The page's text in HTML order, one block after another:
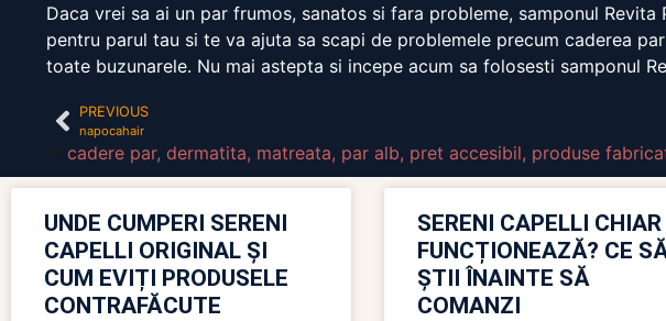
Daca vrei sa ai un par frumos, sanatos si fara probleme, samponul
pentru parul tau si te va ajuta sa scapi de problemele precum caderea
toate buzunarele. Nu mai astepta si incepe acum sa folosesti samponul
PREVIOUS
napocahair
cadere par, dermatita, matreata, par alb, pret accesibil, produse
UNDE CUMPERI SERENI
CAPELLI ORIGINAL ȘI
CUM EVIȚI PRODUSELE
CONTRAFĂCUTE
SERENI CAPELLI CHIAR
FUNCȚIONEAZĂ? CE
ȘTII ÎNAINTE SĂ
COMANZI